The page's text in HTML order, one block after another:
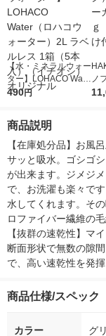
【水・ミネラルウォー
ター】LOHACO Wate
r（ロハコウォータ
シ） オリジナル
490円
ノ
5
商品説明
【在庫処分品】お風
サッと吸水。ゴシゴ
が出来ます。ジメジ
で、お洗濯も楽々で
水してくれます。そ
ロファイバー繊維の
【抜群の速乾性】マ
断面形状で無数の隙
で、高い速乾性を発揮
商品仕様/スペック
カラー グ